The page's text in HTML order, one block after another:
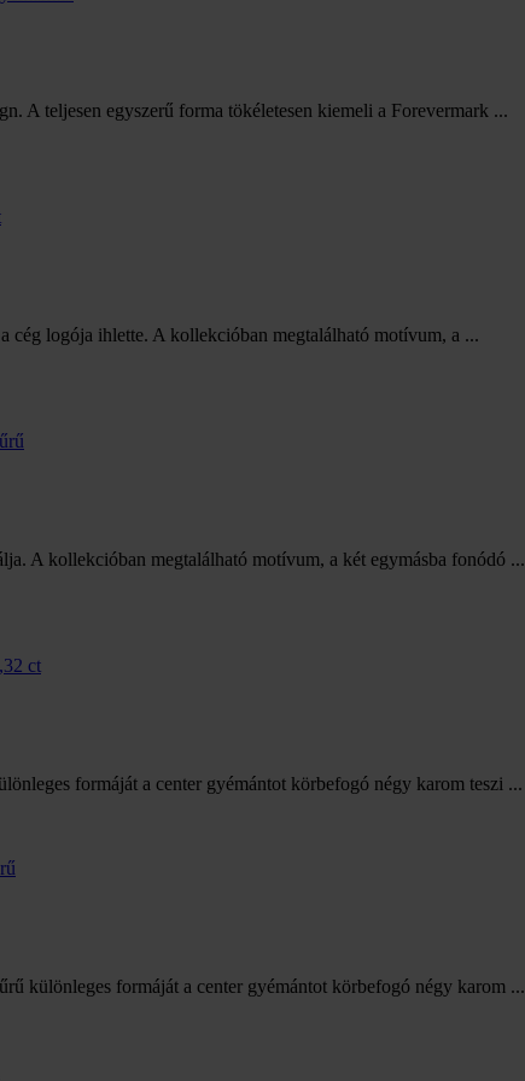
A teljesen egyszerű forma tökéletesen kiemeli a Forevermark ...
cég logója ihlette. A kollekcióban megtalálható motívum, a ...
A kollekcióban megtalálható motívum, a két egymásba fonódó ...
formáját a center gyémántot körbefogó négy karom teszi ...
különleges formáját a center gyémántot körbefogó négy karom ...